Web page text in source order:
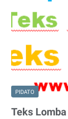
PIDATO
Teks